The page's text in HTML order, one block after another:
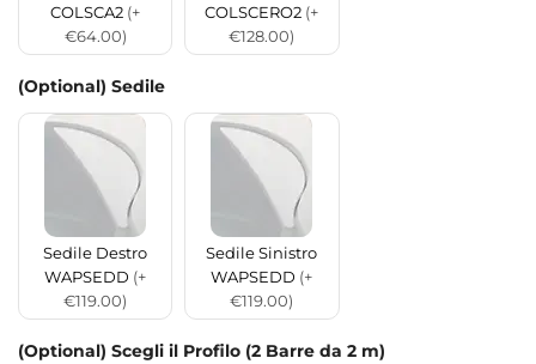
COLSCA2 (+
€64.00)
COLSCERO2 (+
€128.00)
(Optional) Sedile
Sedile Destro
WAPSEDD (+
€119.00)
Sedile Sinistro
WAPSEDD (+
€119.00)
(Optional) Scegli il Profilo (2 Barre da 2 m)